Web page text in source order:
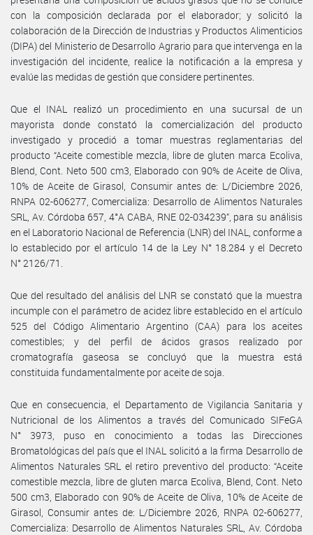
con la composición declarada por el elaborador; y solicitó la
colaboración de la Dirección de Industrias y Productos Alimenticios
(DIPA) del Ministerio de Desarrollo Agrario para que intervenga en la
investigación del incidente, realice la notificación a la empresa y
evalúe las medidas de gestión que considere pertinentes.
Que el INAL realizó un procedimiento en una sucursal de un
mayorista donde constató la comercialización del producto
investigado y procedió a tomar muestras reglamentarias del
producto “Aceite comestible mezcla, libre de gluten marca Ecoliva,
Blend, Cont. Neto 500 cm3, Elaborado con 90% de Aceite de Oliva,
10% de Aceite de Girasol, Consumir antes de: L/Diciembre 2026,
RNPA 02-606277, Comercializa: Desarrollo de Alimentos Naturales
SRL, Av. Córdoba 657, 4°A CABA, RNE 02-034239”, para su análisis
en el Laboratorio Nacional de Referencia (LNR) del INAL, conforme a
lo establecido por el artículo 14 de la Ley N° 18.284 y el Decreto
N° 2126/71.
Que del resultado del análisis del LNR se constató que la muestra
incumple con el parámetro de acidez libre establecido en el artículo
525 del Código Alimentario Argentino (CAA) para los aceites
comestibles; y del perfil de ácidos grasos realizado por
cromatografía gaseosa se concluyó que la muestra está
constituida fundamentalmente por aceite de soja.
Que en consecuencia, el Departamento de Vigilancia Sanitaria y
Nutricional de los Alimentos a través del Comunicado SIFeGA
N° 3973, puso en conocimiento a todas las Direcciones
Bromatológicas del país que el INAL solicitó a la firma Desarrollo de
Alimentos Naturales SRL el retiro preventivo del producto: “Aceite
comestible mezcla, libre de gluten marca Ecoliva, Blend, Cont. Neto
500 cm3, Elaborado con 90% de Aceite de Oliva, 10% de Aceite de
Girasol, Consumir antes de: L/Diciembre 2026, RNPA 02-606277,
Comercializa: Desarrollo de Alimentos Naturales SRL, Av. Córdoba